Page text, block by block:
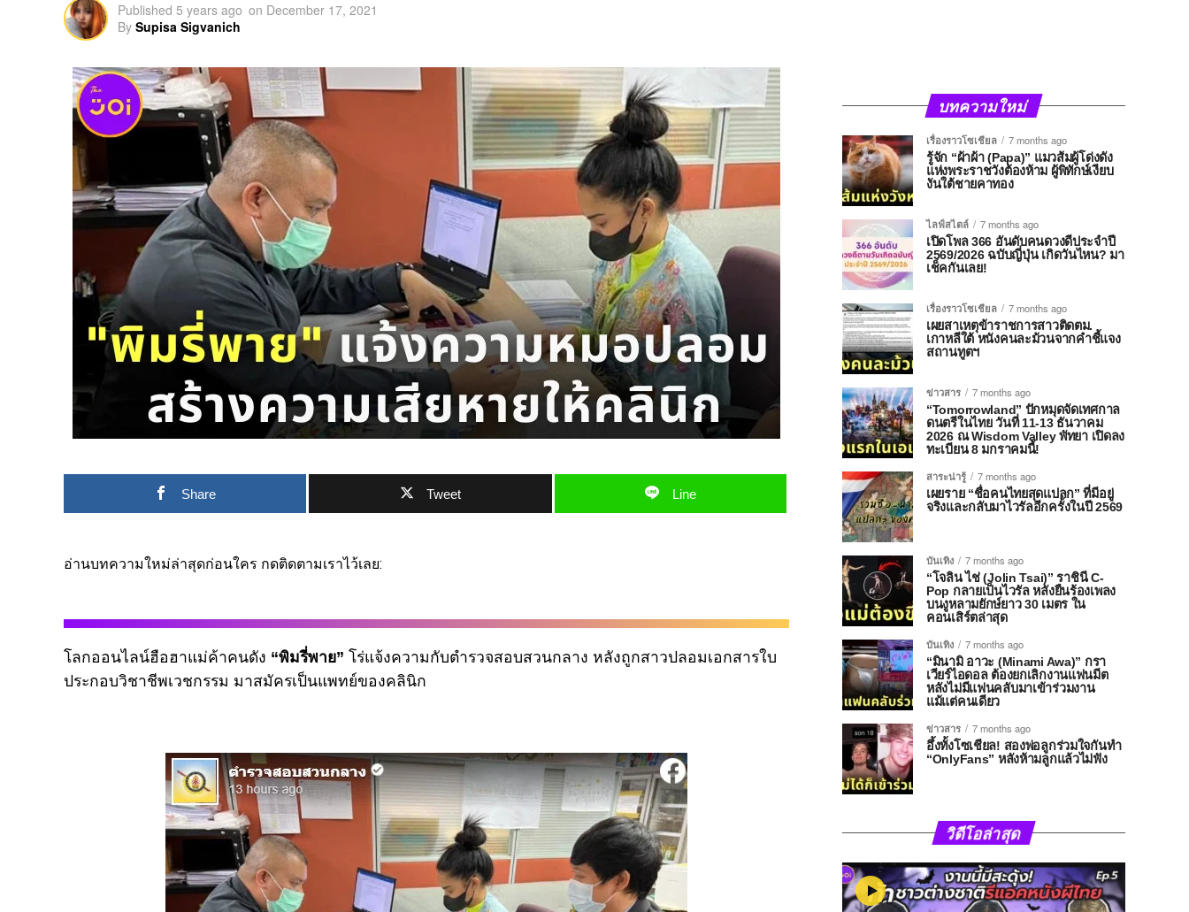
Published 5 years ago on December 17, 2021
By Supisa Sigvanich
Share Tweet Line
อ่านบทความใหม่ล่าสุดก่อนใคร กดติดตามเราไว้เลย:
โลกออนไลน์ฮือฮาแม่ค้าคนดัง “พิมรี่พาย” โร่แจ้งความกับตำรวจสอบสวนกลาง หลังถูกสาวปลอมเอกสารใบ
ประกอบวิชาชีพเวชกรรม มาสมัครเป็นแพทย์ของคลินิก
บทความใหม่
เรื่องราวโซเชียล
7 months ago
รู้จัก “ผ้าผ้า (Papa)” แมวส้มผู้โด่งดัง
แห่งพระราชวังต้องห้าม ผู้พิทักษ์เงียบ
งันใต้ชายคาทอง
ไลฟ์สไตล์
7 months ago
เปิดโพล 366 อันดับคนดวงดีประจำปี
2569/2026 ฉบับญี่ปุ่น เกิดวันไหน? มา
เช็คกันเลย!
เรื่องราวโซเชียล
7 months ago
เผยสาเหตุข้าราชการสาวติดตม.
เกาหลีใต้ หนังคนละม้วนจากคำชี้แจง
สถานทูตฯ
ข่าวสาร
7 months ago
“Tomorrowland” ปักหมุดจัดเทศกาล
ดนตรีในไทย วันที่ 11-13 ธันวาคม
2026 ณ Wisdom Valley พัทยา เปิดลง
ทะเบียน 8 มกราคมนี้!
สาระน่ารู้
7 months ago
เผยราย “ชื่อคนไทยสุดแปลก” ที่มีอยู่
จริงและกลับมาไวรัลอีกครั้งในปี 2569
บันเทิง
7 months ago
“โจลิน ไช่ (Jolin Tsai)” ราชินี C-
Pop กลายเป็นไวรัล หลังยืนร้องเพลง
บนงูหลามยักษ์ยาว 30 เมตร ใน
คอนเสิร์ตล่าสุด
บันเทิง
7 months ago
“มินามิ อาวะ (Minami Awa)” กรา
เวียร์ไอดอล ต้องยกเลิกงานแฟนมีต
หลังไม่มีแฟนคลับมาเข้าร่วมงาน
แม้แต่คนเดียว
ข่าวสาร
7 months ago
อึ้งทั้งโซเชียล! สองพ่อลูกร่วมใจกันทำ
“OnlyFans” หลังห้ามลูกแล้วไม่ฟัง
วิดีโอล่าสุด